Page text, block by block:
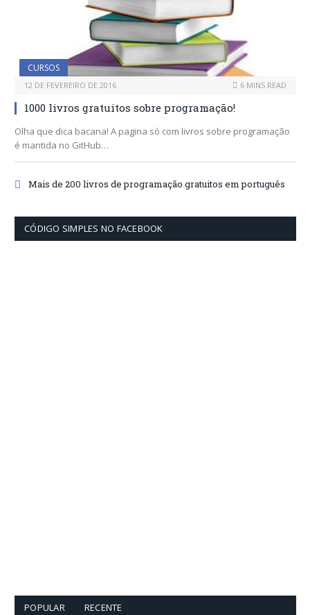
CURSOS
12 DE FEVEREIRO DE 2016 6 MINS READ
1000 livros gratuitos sobre programação!
Olha que dica bacana! A pagina só com livros sobre programação
é mantida no GitHub…
Mais de 200 livros de programação gratuitos em português
CÓDIGO SIMPLES NO FACEBOOK
POPULAR RECENTE